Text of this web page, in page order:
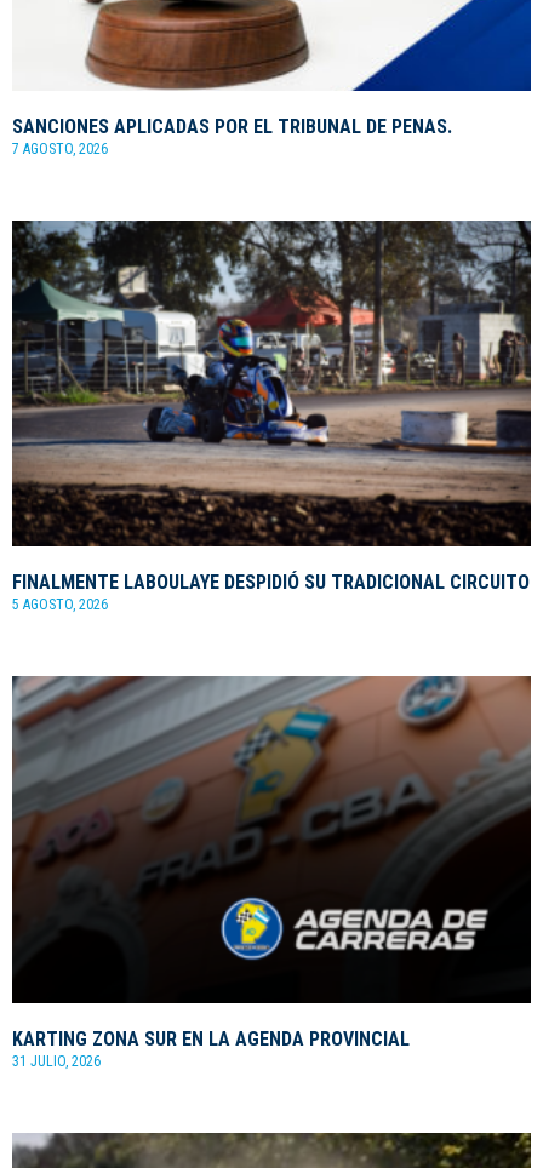
SANCIONES APLICADAS POR EL TRIBUNAL DE PENAS.
7 AGOSTO, 2026
FINALMENTE LABOULAYE DESPIDIÓ SU TRADICIONAL CIRCUITO
5 AGOSTO, 2026
KARTING ZONA SUR EN LA AGENDA PROVINCIAL
31 JULIO, 2026